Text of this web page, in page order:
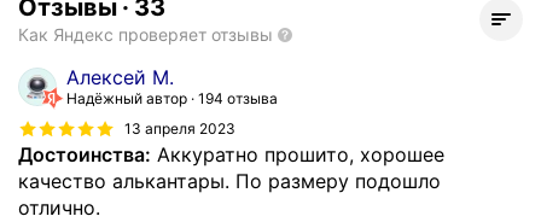
Отзывы · 33
Как Яндекс проверяет отзывы
Алексей М.
Надёжный автор 194 отзыва
13 апреля 2023
Достоинства: Аккуратно прошито, хорошее
качество алькантары. По размеру подошло
отлично.